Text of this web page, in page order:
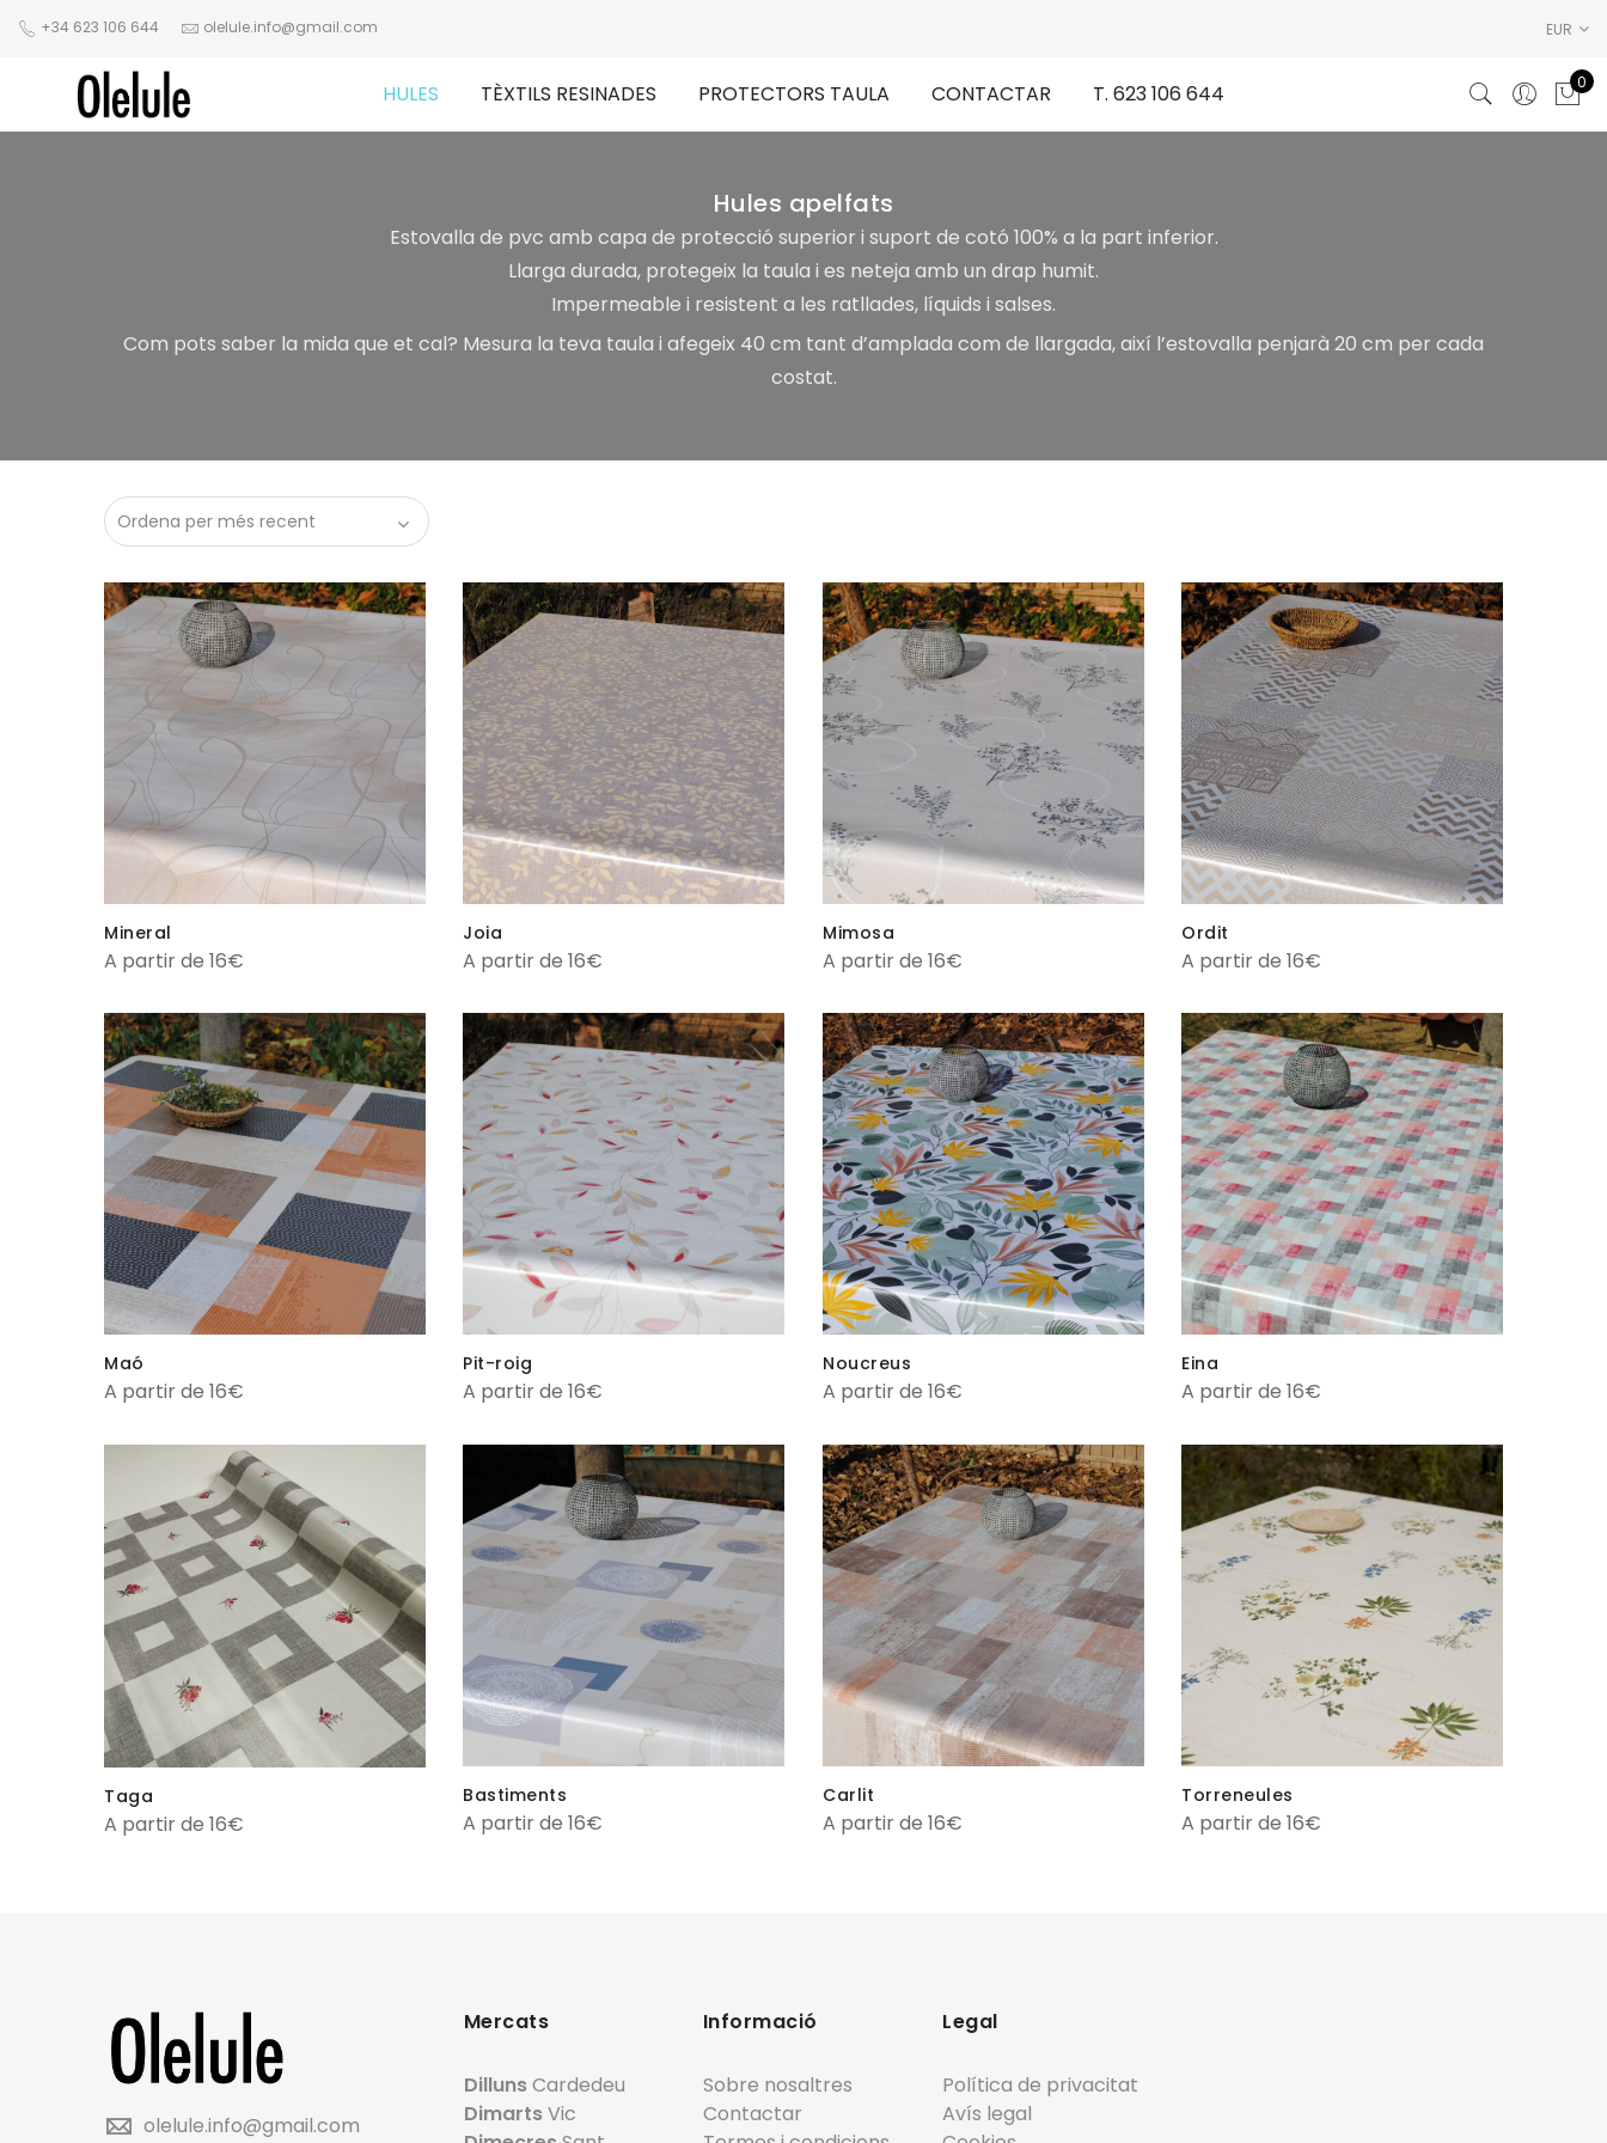
+34 623 106 644 olelule.info@gmail.com EUR
HULES TÈXTILS RESINADES PROTECTORS TAULA CONTACTAR T. 623 106 644 0
Hules apelfats
Estovalla de pvc amb capa de protecció superior i suport de cotó 100% a la part inferior.
Llarga durada, protegeix la taula i es neteja amb un drap humit.
Impermeable i resistent a les ratllades, líquids i salses.
Com pots saber la mida que et cal? Mesura la teva taula i afegeix 40 cm tant d’amplada com de llargada, així l’estovalla penjarà 20 cm per cada
costat.
Mineral
A partir de 16€
Joia
A partir de 16€
Mimosa
A partir de 16€
Ordit
A partir de 16€
Maó
A partir de 16€
Pit-roig
A partir de 16€
Noucreus
A partir de 16€
Eina
A partir de 16€
Taga
A partir de 16€
Bastiments
A partir de 16€
Carlit
A partir de 16€
Torreneules
A partir de 16€
olelule.info@gmail.com
Mercats
DillunsCardedeu
DimartsVic
Informació
Sobre nosaltres
Contactar
Legal
Política de privacitat
Avís legal